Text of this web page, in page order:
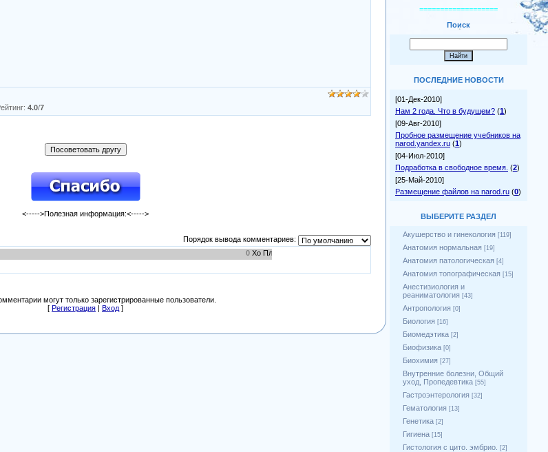
: 4.0/7
<----->Полезная информация:<----->
Порядок вывода комментариев:
0
могут только зарегистрированные пользователи.
[ Регистрация | Вход ]
===================
Поиск
ПОСЛЕДНИЕ НОВОСТИ
[01-Дек-2010]
Нам 2 года. Что в будущем? (1)
[09-Авг-2010]
Пробное размещение учебников на
narod.yandex.ru (1)
[04-Июл-2010]
Подработка в свободное время. (2)
[25-Май-2010]
Размещение файлов на narod.ru (0)
ВЫБЕРИТЕ РАЗДЕЛ
Акушерство и гинекология [119]
Анатомия нормальная [19]
Анатомия патологическая [4]
Анатомия топографическая [15]
Анестизиология и
реаниматология [43]
Антропология [0]
Биология [16]
Биомедэтика [2]
Биофизика [0]
Биохимия [27]
Внутренние болезни, Общий
уход, Пропедевтика [55]
Гастроэнтерология [32]
Гематология [13]
Генетика [2]
Гигиена [15]
Гистология с цито. эмбрио. [2]